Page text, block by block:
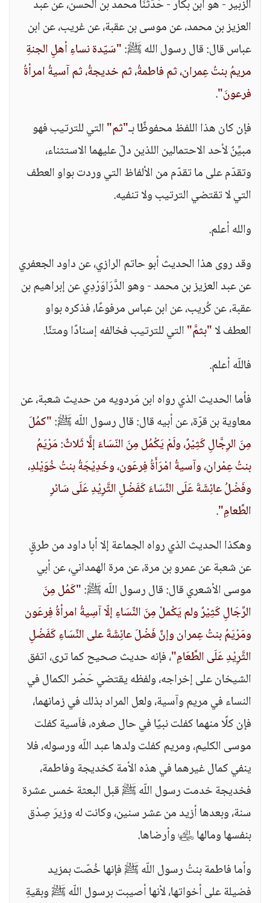
الزبير - هو ابن بكار - حَدَّثَنَا محمد بن الحسن، عن عبد
العزيز بن محمد، عن موسى بن عقبة، عن غريب، عن ابن
عباس قال: قال رسول الله ﷺ:"سَيّدة نساءِ أهلِ الجنةِ
مريمُ بنتُ عِمران، ثم فاطمةُ، ثم خديجةُ، ثم آسيةُ امرأةُ
فرعونَ".
فإن كان هذا اللفظ محفوظًا بـ"ثم"التي للترتيب فهو
مبيِّنٌ لأحد الاحتمالين اللذين دلّ عليهما الاستثناء،
وتقدّم على ما تقدّم من الألفاظ التي وردت بواو العطف
التي لا تقتضي الترتيب ولا تنفيه.
والله أعلم.
وقد روى هذا الحديث أبو حاتم الرازي، عن داود الجعفري
عن عبد العزيز بن محمد - وهو الدَّرَاوَرْدِي عن إبراهيم بن
عقبة، عن كُريب، عن ابن عباس مرفوعًا، فذكره بواو
العطف لا"بثمَّ"التي للترتيب فخالفه إسنادًا ومتنًا.
فاللّه أعلم.
فأما الحديث الذي رواه ابن مَردويه من حديث شعبة، عن
معاوية بن قرّة، عن أبيه قال: قال رسول اللّه ﷺ:"كمُلَ
مِنَ الرِجَّالِ كَثِيْرٌ، ولَمْ يَكْمُل مِنَ النّسَاءَ إلَّا ثَلاثٌ: مَرْيَمُ
بنتُ عِمْران، وآسيةُ امْرَأَةُ فِرعَون، وخَدِيْجَةُ بنتُ خُوَيْلدِ،
وفَضْلُ عائِشَةَ عَلَى النِّسَاءَ كَفَضْلِ الثَّرِيْدِ عَلَى سَائرِ
الطَّعامِ".
وهكذا الحديث الذي رواه الجماعة إلا أبا داود من طرقٍ
عن شعبة عن عمرو بن مرة، عن مرة الهمداني، عن أبي
موسى الأشعري قال: قال رسول اللّه ﷺ:"كَمُل مِنَ
الرِّجَالِ كَثِيْرٌ ولم يَكْملْ مِنَ النِّسَاءِ إلّا آسِيةُ امرأةُ فِرعَون
ومَرْيَمُ بنتُ عِمران وإنَّ فَضْلَ عائِشَةَ على النِّسَاءِ كَفَضْلِ
الثَّرِيْدِ عَلَى الطَّعَامِ"، فإنه حديث صحيح كما ترى، اتفق
الشيخان على إخراجه، ولفظه يقتضي حَصْر الكمال في
النساء في مريم وآسية، ولعل المراد بذلك في زمانهما،
فإن كلًا منهما كفلت نبيًا في حال صغره، فاَسية كفلت
موسى الكليم، ومريم كفلت ولدها عبد اللّه ورسوله، فلا
ينفي كمال غيرهما في هذه الأمة كخديجة وفاطمة،
فخديجة خدمت رسول اللّه ﷺ قبل البعثة خمس عشرة
سنة، وبعدها أزيد من عشر سنين، وكانت له وزيرَ صِدْق
بنفسها ومالها ﵂ وأرضاها.
وأما فاطمة بنتُ رسول اللّه ﷺ فإنها خُصّت بمزيد
فضيلة على أخواتها، لأنها أصيبت برسول اللّه ﷺ وبقيةِ